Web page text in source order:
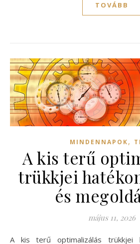
TOVÁBB
MINDENNAPOK,
A kis terű
trükkjei
és
május 11, 2026
A kis terű optimalizálás trükkjei hatékony tippek és